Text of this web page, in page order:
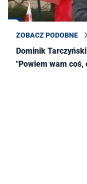
ZOBACZ PODOBNE
Dominik
"Powiem wam coś,